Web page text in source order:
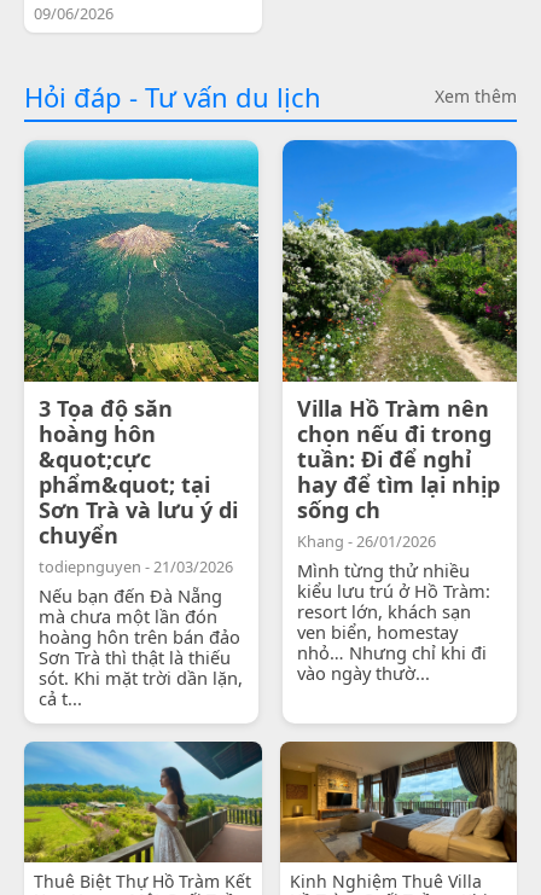
09/06/2026
Hỏi đáp - Tư vấn du lịch Xem thêm
3 Tọa độ săn
hoàng hôn
&quot;cực
phẩm&quot; tại
Sơn Trà và lưu ý di
chuyển
todiepnguyen - 21/03/2026
Nếu bạn đến Đà Nẵng
mà chưa một lần đón
hoàng hôn trên bán đảo
Sơn Trà thì thật là thiếu
sót. Khi mặt trời dần lặn,
cả t...
Villa Hồ Tràm nên
chọn nếu đi trong
tuần: Đi để nghỉ
hay để tìm lại nhịp
sống ch
Khang - 26/01/2026
Mình từng thử nhiều
kiểu lưu trú ở Hồ Tràm:
resort lớn, khách sạn
ven biển, homestay
nhỏ… Nhưng chỉ khi đi
vào ngày thườ...
Thuê Biệt Thự Hồ Tràm Kết
Kinh Nghiệm Thuê Villa